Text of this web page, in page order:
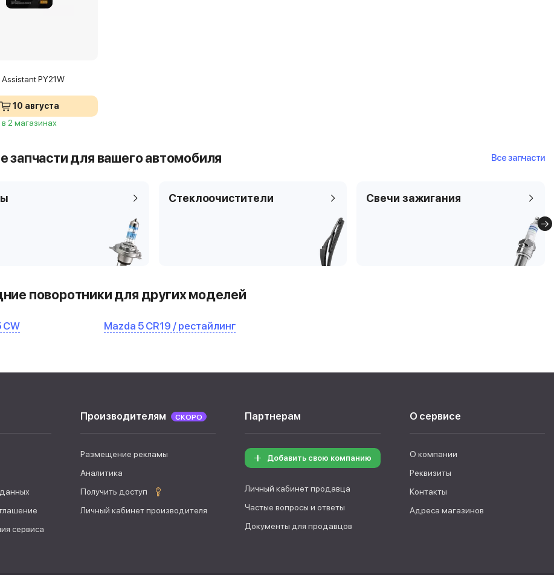
PY21W
10 августа
в 2 магазинах
запчасти для вашего автомобиля Все запчасти
Стеклоочистители Свечи зажигания
поворотники для других моделей
CW Mazda 5 CR19 / рестайлинг
сервиса
Производителям СКОРО
Размещение рекламы
Аналитика
Получить доступ
Личный кабинет производителя
Партнерам
Добавить свою компанию
Личный кабинет продавца
Частые вопросы и ответы
Документы для продавцов
О сервисе
О компании
Реквизиты
Контакты
Адреса магазинов